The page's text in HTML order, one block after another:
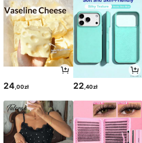
24,00zł 22,40zł